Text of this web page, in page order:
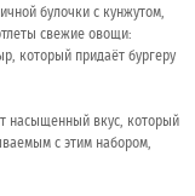
булочки с кунжутом,
свежие овощи:
который придаёт бургеру
насыщенный вкус, который
с этим набором,